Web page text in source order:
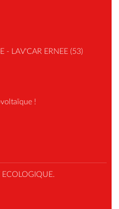
- LAV'CAR ERNEE (53)
!
ECOLOGIQUE.